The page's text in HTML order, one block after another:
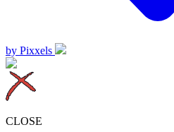
by Pixxels
CLOSE